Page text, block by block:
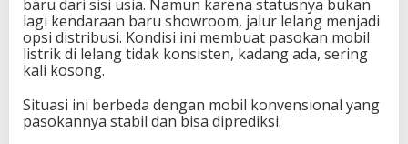
baru dari sisi usia. Namun karena statusnya bukan
lagi kendaraan baru showroom, jalur lelang menjadi
opsi distribusi. Kondisi ini membuat pasokan mobil
listrik di lelang tidak konsisten, kadang ada, sering
kali kosong.
Situasi ini berbeda dengan mobil konvensional yang
pasokannya stabil dan bisa diprediksi.